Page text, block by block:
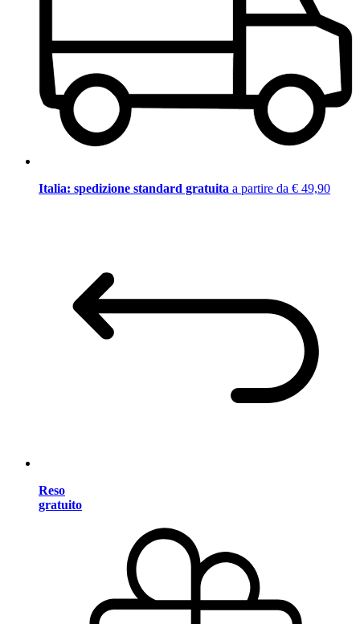
Italia: spedizione standard gratuita a partire da € 49,90
Reso
gratuito